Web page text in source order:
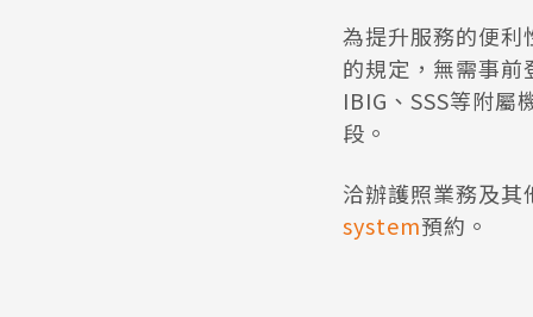
為提升服務的便利
的規定，無需事
IBIG、SSS等附
段。
洽辦護照業務及
system預約。